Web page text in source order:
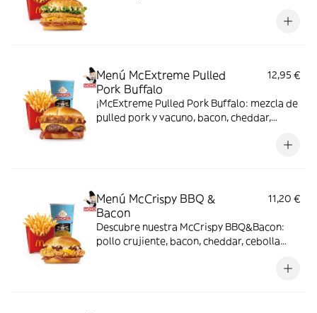
Menú McExtreme Pulled
Pork Buffalo
12,95 €
¡McExtreme Pulled Pork Buffalo: mezcla de
pulled pork y vacuno, bacon, cheddar,
Menú McCrispy BBQ &
Bacon
11,20 €
Descubre nuestra McCrispy BBQ&Bacon:
pollo crujiente, bacon, cheddar, cebolla
harina de trigo con copos de patata. ¡Sabor